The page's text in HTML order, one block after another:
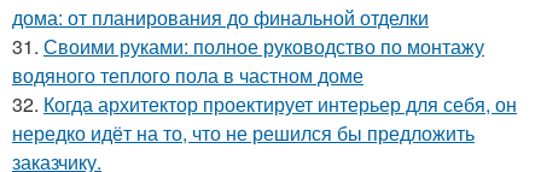
дома: от планирования до финальной отделки
31. Своими руками: полное руководство по монтажу
водяного теплого пола в частном доме
32. Когда архитектор проектирует интерьер для себя, он
нередко идёт на то, что не решился бы предложить
заказчику.